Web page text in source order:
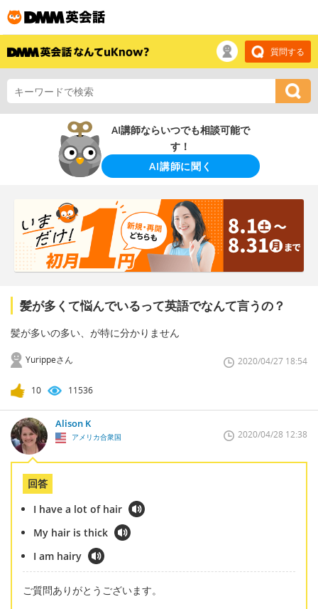
質問する
AI講師ならいつでも相談可能で
す！
AI講師に聞く
髪が多くて悩んでいるって英語でなんて言うの？
髪が多いの多い、が特に分かりません
Yurippeさん 2020/04/27 18:54
10 11536
Alison K
アメリカ合衆国 2020/04/28 12:38
回答
I have a lot of hair
My hair is thick
I am hairy
ご質問ありがとうございます。